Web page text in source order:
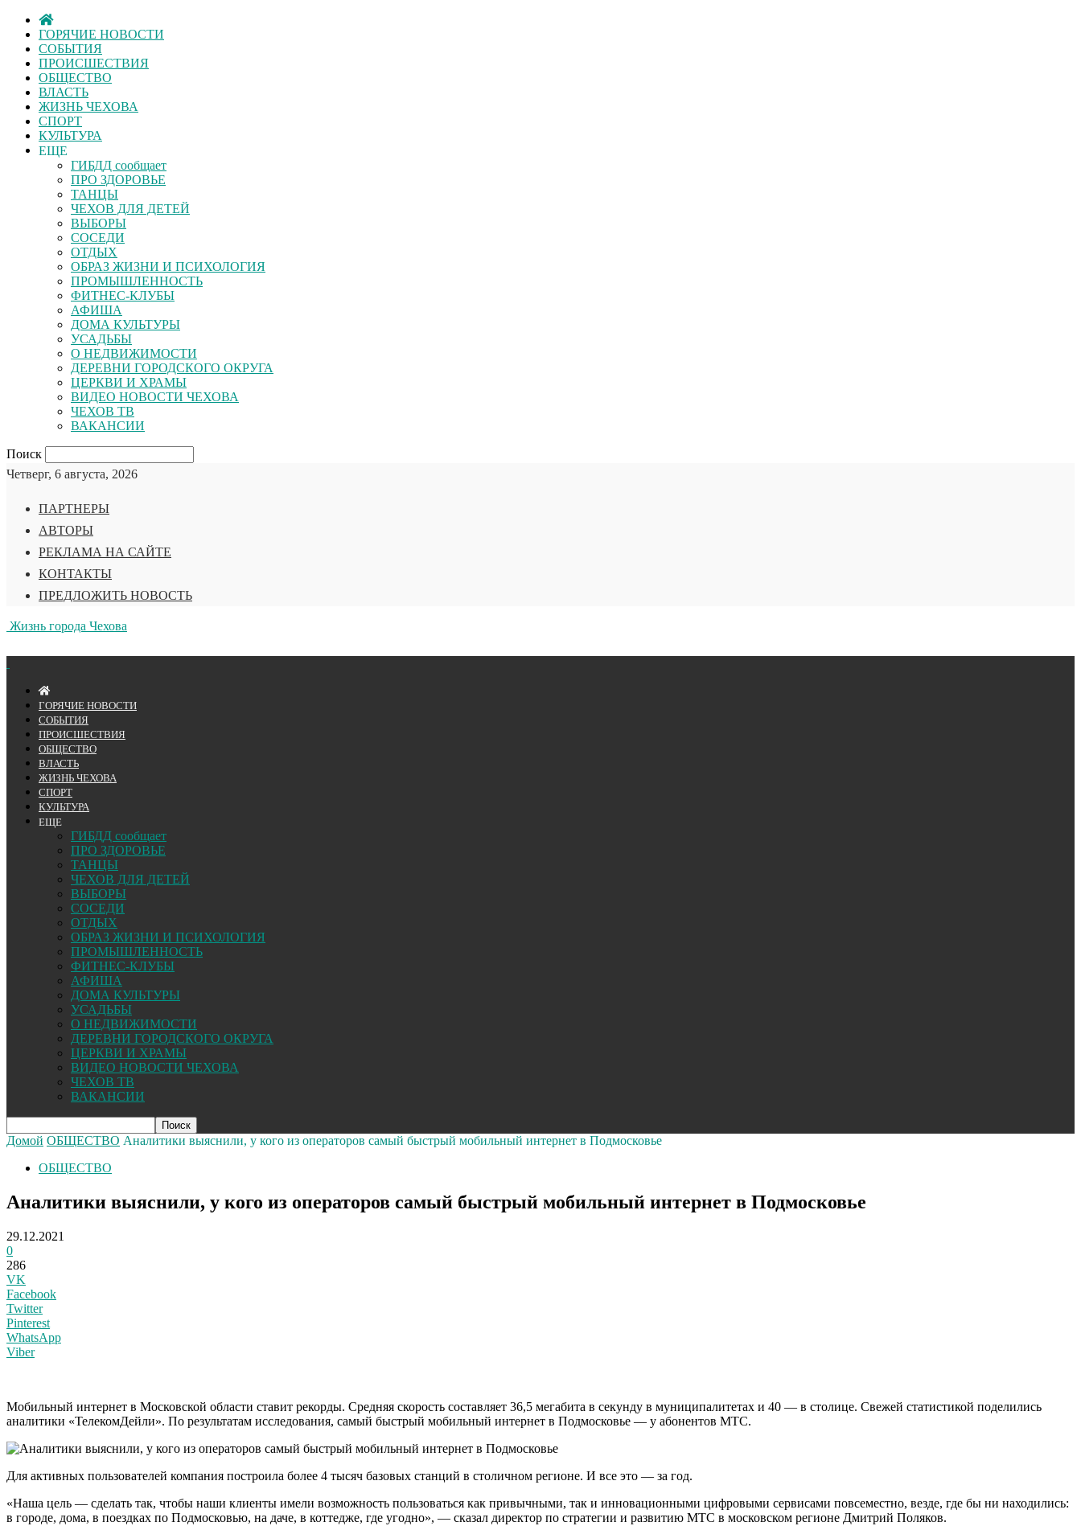
ГОРЯЧИЕ НОВОСТИ
СОБЫТИЯ
ПРОИСШЕСТВИЯ
ОБЩЕСТВО
ВЛАСТЬ
ЖИЗНЬ ЧЕХОВА
СПОРТ
КУЛЬТУРА
ЕЩЕ
ГИБДД сообщает
ПРО ЗДОРОВЬЕ
ТАНЦЫ
ЧЕХОВ ДЛЯ ДЕТЕЙ
ВЫБОРЫ
СОСЕДИ
ОТДЫХ
ОБРАЗ ЖИЗНИ И ПСИХОЛОГИЯ
ПРОМЫШЛЕННОСТЬ
ФИТНЕС-КЛУБЫ
АФИША
ДОМА КУЛЬТУРЫ
УСАДЬБЫ
О НЕДВИЖИМОСТИ
ДЕРЕВНИ ГОРОДСКОГО ОКРУГА
ЦЕРКВИ И ХРАМЫ
ВИДЕО НОВОСТИ ЧЕХОВА
ЧЕХОВ ТВ
ВАКАНСИИ
Поиск
Четверг, 6 августа, 2026
ПАРТНЕРЫ
АВТОРЫ
РЕКЛАМА НА САЙТЕ
КОНТАКТЫ
ПРЕДЛОЖИТЬ НОВОСТЬ
Жизнь города Чехова
ГОРЯЧИЕ НОВОСТИ
СОБЫТИЯ
ПРОИСШЕСТВИЯ
ОБЩЕСТВО
ВЛАСТЬ
ЖИЗНЬ ЧЕХОВА
СПОРТ
КУЛЬТУРА
ЕЩЕ
ГИБДД сообщает
ПРО ЗДОРОВЬЕ
ТАНЦЫ
ЧЕХОВ ДЛЯ ДЕТЕЙ
ВЫБОРЫ
СОСЕДИ
ОТДЫХ
ОБРАЗ ЖИЗНИ И ПСИХОЛОГИЯ
ПРОМЫШЛЕННОСТЬ
ФИТНЕС-КЛУБЫ
АФИША
ДОМА КУЛЬТУРЫ
УСАДЬБЫ
О НЕДВИЖИМОСТИ
ДЕРЕВНИ ГОРОДСКОГО ОКРУГА
ЦЕРКВИ И ХРАМЫ
ВИДЕО НОВОСТИ ЧЕХОВА
ЧЕХОВ ТВ
ВАКАНСИИ
Домой ОБЩЕСТВО Аналитики выяснили, у кого из операторов самый быстрый мобильный интернет в Подмосковье
ОБЩЕСТВО
Аналитики выяснили, у кого из операторов самый быстрый мобильный интернет в Подмосковье
29.12.2021
0
286
VK
Facebook
Twitter
Pinterest
WhatsApp
Viber
Мобильный интернет в Московской области ставит рекорды. Средняя скорость составляет 36,5 мегабита в секунду в муниципалитетах и 40 — в столице. Свежей статистикой поделились
аналитики «ТелекомДейли». По результатам исследования, самый быстрый мобильный интернет в Подмосковье — у абонентов МТС.
Для активных пользователей компания построила более 4 тысяч базовых станций в столичном регионе. И все это — за год.
«Наша цель — сделать так, чтобы наши клиенты имели возможность пользоваться как привычными, так и инновационными цифровыми сервисами повсеместно, везде, где бы ни находились:
в городе, дома, в поездках по Подмосковью, на даче, в коттедже, где угодно», — сказал директор по стратегии и развитию МТС в московском регионе Дмитрий Поляков.